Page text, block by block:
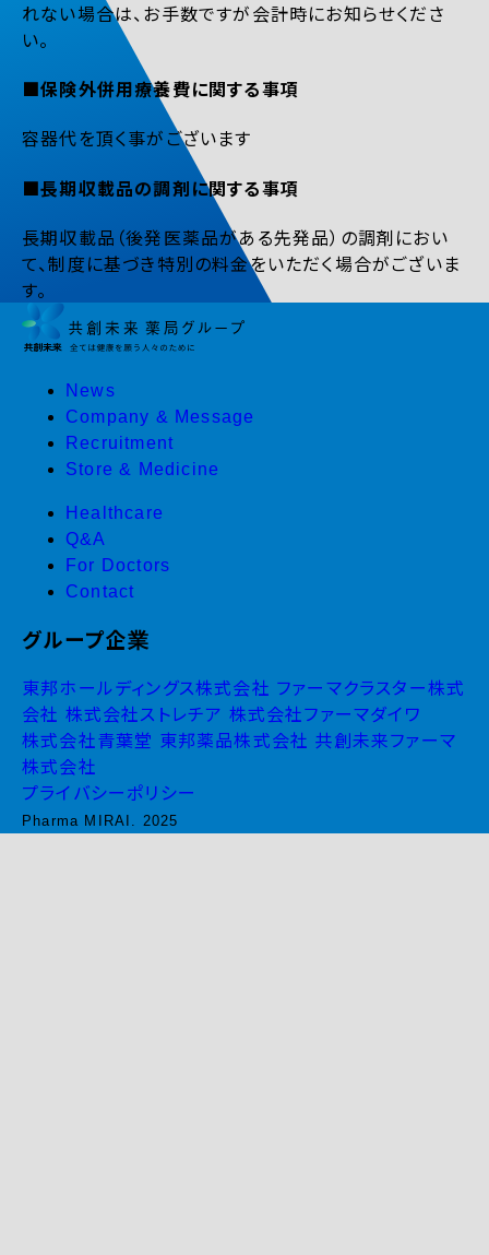
れない場合は、お手数ですが会計時にお知らせくださ
い。
■保険外併用療養費に関する事項
容器代を頂く事がございます
■長期収載品の調剤に関する事項
長期収載品（後発医薬品がある先発品）の調剤におい
て、制度に基づき特別の料金をいただく場合がございま
す。
News
Company & Message
Recruitment
Store & Medicine
Healthcare
Q&A
For Doctors
Contact
グループ企業
東邦ホールディングス株式会社 ファーマクラスター株式
会社 株式会社ストレチア 株式会社ファーマダイワ
株式会社青葉堂 東邦薬品株式会社 共創未来ファーマ
株式会社
プライバシーポリシー
Pharma MIRAI. 2025